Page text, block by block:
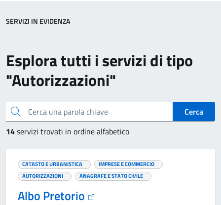
Esplora tutti i servizi di tipo
"Autorizzazioni"
Cerca una parola chiave
Cerca
14servizi trovati in ordine alfabetico
CATASTO E URBANISTICA
IMPRESE E COMMERCIO
AUTORIZZAZIONI
ANAGRAFE E STATO CIVILE
Albo Pretorio
SERVIZI IN EVIDENZA